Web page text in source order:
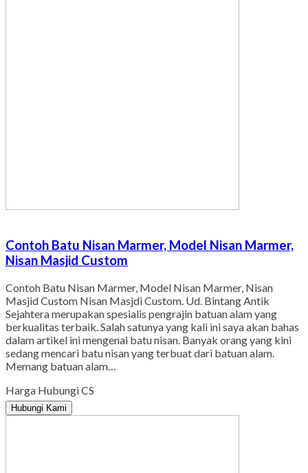
Contoh Batu Nisan Marmer, Model Nisan Marmer,
Nisan Masjid Custom
Contoh Batu Nisan Marmer, Model Nisan Marmer, Nisan
Masjid Custom Nisan Masjdi Custom. Ud. Bintang Antik
Sejahtera merupakan spesialis pengrajin batuan alam yang
berkualitas terbaik. Salah satunya yang kali ini saya akan bahas
dalam artikel ini mengenai batu nisan. Banyak orang yang kini
sedang mencari batu nisan yang terbuat dari batuan alam.
Memang batuan alam…
Harga Hubungi CS
Hubungi Kami